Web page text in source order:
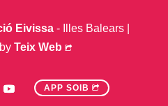
Eivissa - Illes Balears |
byTeix Web
APP SOIB